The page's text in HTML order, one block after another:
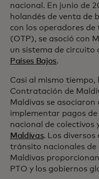
nacional. En junio de
holandés de venta de
con los operadores
(OTP), se asoció con
un sistema de circuito
Países Bajos.
Casi al mismo tiempo,
Contratación de
Maldivas se
implementar pagos
nacional de colectivos
Maldivas. Los diversos
tránsito nacionales de
Maldivas
PTO y los gobiernos